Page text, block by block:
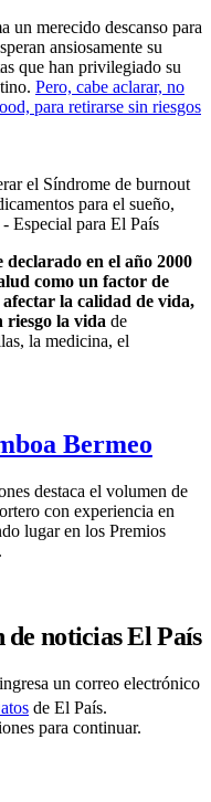
un merecido descanso para
ansiosamente su
que han privilegiado su
Pero, cabe aclarar, no
para retirarse sin riesgos
el Síndrome de burnout
para el sueño,
Especial para El País
en el año 2000
como un factor de
la calidad de vida,
riesgo la vida de
la medicina, el
Bermeo
destaca el volumen de
con experiencia en
lugar en los Premios
noticias El País
un correo electrónico
de El País.
para continuar.